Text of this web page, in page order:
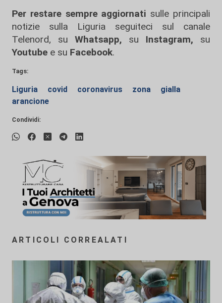
Per restare sempre aggiornati sulle principali
notizie sulla Liguria seguiteci sul canale
Telenord, su
Whatsapp, su Instagram, su
Youtube e su Facebook.
Tags:
Liguria covid coronavirus zona
gialla
arancione
Condividi:
ARTICOLI CORREALATI